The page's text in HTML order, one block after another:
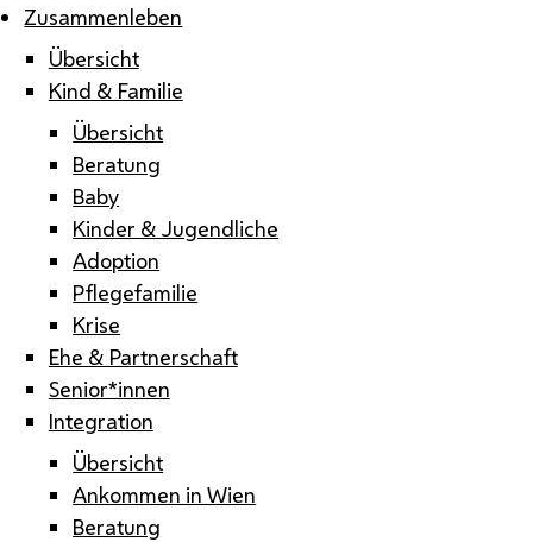
Zusammenleben
Übersicht
Kind & Familie
Übersicht
Beratung
Baby
Kinder & Jugendliche
Adoption
Pflegefamilie
Krise
Ehe & Partnerschaft
Senior*innen
Integration
Übersicht
Ankommen in Wien
Beratung